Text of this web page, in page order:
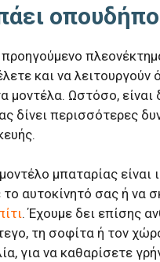
και να
μοντέλα. Ωστόσο, είναι
δίνει περισσότερες
μπαταρίας
αυτοκίνητό σας ή να
. Έχουμε δει επίσης
τη σοφίτα ή τον
για να καθαρίσετε